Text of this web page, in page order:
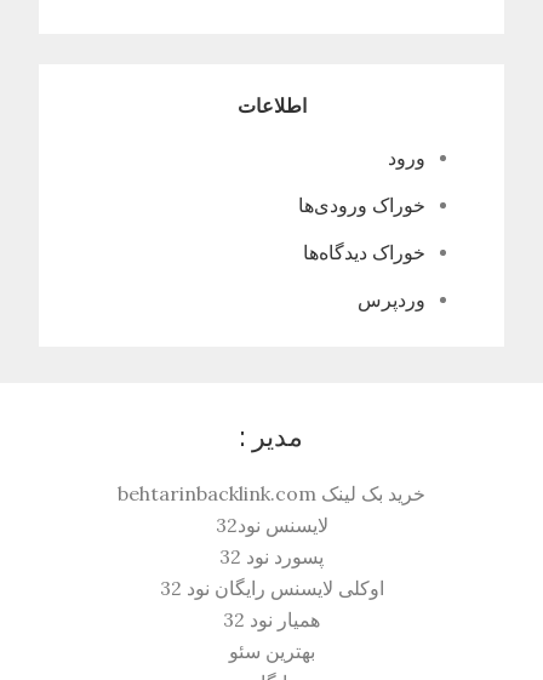
اطلاعات
ورود
خوراک ورودی‌ها
خوراک دیدگاه‌ها
وردپرس
مدیر :
خرید بک لینک behtarinbacklink.com
لایسنس نود32
پسورد نود 32
اوکلی لایسنس رایگان نود 32
همیار نود 32
بهترین سئو